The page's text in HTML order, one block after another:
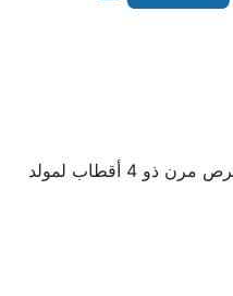
بدون فرش ، محمل فردي ، قرص مرن ذو 4 أقطاب لمولد